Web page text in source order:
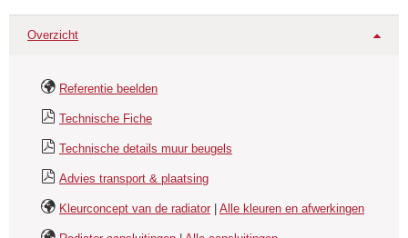
interieur. Deze gietijzeren radiator komt het best tot zijn recht in de
met aangegoten voetjes.
De Biaxo is bedoeld om aangesloten te worden op uw centraal
verwarmingssysteemDeze radiator heeft 3 x 1/2¨aansluitpunten.
aangesloten waarbij de aanvoer altijd bovenaan gemonteerd dient te
worden.
Overzicht
Referentie beelden
Technische Fiche
Technische details muur beugels
Advies transport & plaatsing
Kleurconcept van de radiator | Alle kleuren en afwerkingen